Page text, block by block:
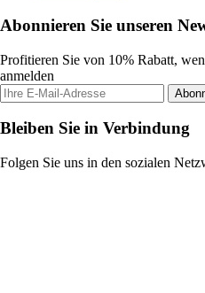
Abonnieren Sie unseren
Profitieren Sie von 10% Rabatt,
anmelden
Bleiben Sie in Verbindung
Folgen Sie uns in den sozialen